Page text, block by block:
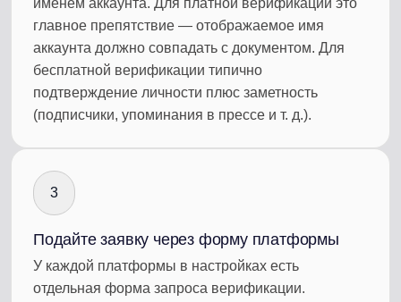
именем аккаунта. Для платной верификации это
главное препятствие — отображаемое имя
аккаунта должно совпадать с документом. Для
бесплатной верификации типично
подтверждение личности плюс заметность
(подписчики, упоминания в прессе и т. д.).
3
Подайте заявку через форму платформы
У каждой платформы в настройках есть
отдельная форма запроса верификации.